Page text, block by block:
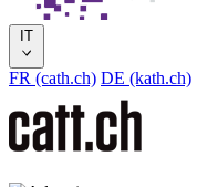
IT
FR (cath.ch) DE (kath.ch)